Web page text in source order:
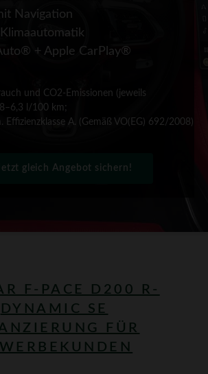
Navigation
+ Apple CarPlay®
und CO2-Emissionen (jeweils
l/100 km;
Effizienzklasse A. (Gemäß VO(EG) 692/2008)
gleich Angebot sichern!
F-PACE D200 R-
DYNAMIC SE
FÜR